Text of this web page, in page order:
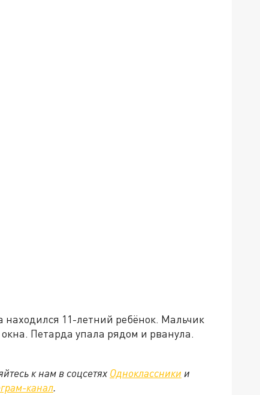
находился 11-летний ребёнок. Мальчик
Петарда упала рядом и рванула.
к нам в соцсетях Одноклассники и
канал.